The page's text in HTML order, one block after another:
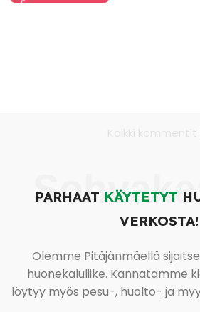
PARHAAT KÄYTETYT
VERKOSTA!
Olemme Pitäjänmäellä
huonekaluliike. Kannatamme
löytyy myös pesu-, huolto- ja